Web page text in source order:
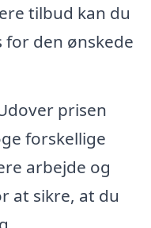
tilbud kan du
den ønskede
prisen
forskellige
arbejde og
at sikre, at du